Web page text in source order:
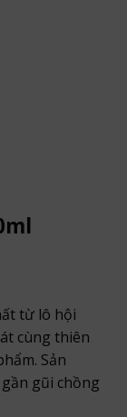
từ lô hội
cùng thiên
Sản
gũi chồng